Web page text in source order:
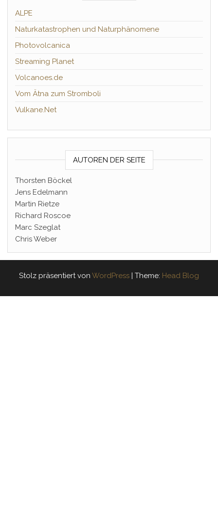
ALPE
Naturkatastrophen und Naturphänomene
Photovolcanica
Streaming Planet
Volcanoes.de
Vom Ätna zum Stromboli
Vulkane.Net
AUTOREN DER SEITE
Thorsten Böckel
Jens Edelmann
Martin Rietze
Richard Roscoe
Marc Szeglat
Chris Weber
Stolz präsentiert von WordPress | Theme: Head Blog